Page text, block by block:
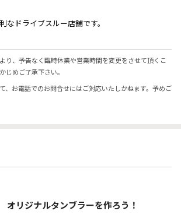
なドライブスルー店舗です。
り、予告なく臨時休業や営業時間を変更をさせて頂くこ
じめご了承下さい。
、お電話でのお問合せにはご対応いたしかねます。予めご
リジナルタンブラーを作ろう！